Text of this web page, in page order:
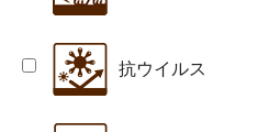
抗ウイルス